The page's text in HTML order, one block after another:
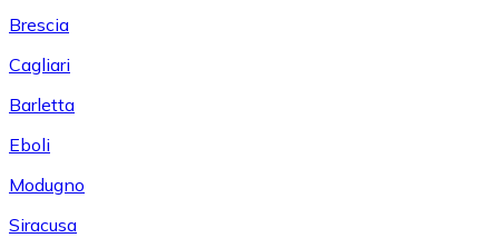
Brescia
Cagliari
Barletta
Eboli
Modugno
Siracusa